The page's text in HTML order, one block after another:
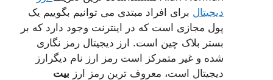
دیجیتال برای افراد مبتدی می توانیم بگوییم یک
پول مجازی است که در اینترنت وجود دارد که بر
بستر بلاک چین است. ارز دیجیتال رمز نگاری
شده و غیر متمرکز است رمز ارز نام دیگرارز
دیجیتال است، معروف ترین رمز ارز بیت